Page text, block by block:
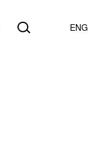
ENG